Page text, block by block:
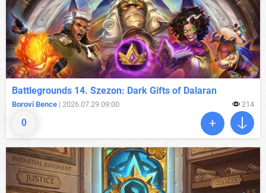
0
Battlegrounds 14. Szezon: Dark Gifts of Dalaran
Borovi Bence | 2026.07.29 09:00 214